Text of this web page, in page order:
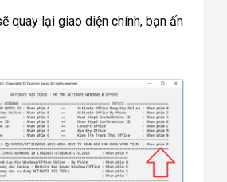
quay lại giao diện chính, bạn ấn